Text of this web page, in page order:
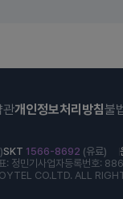
관개인정보처리방침불
SKT 1566-8692 (유료)
: 정민기 사업자등록번호:
CO.LTD. ALL